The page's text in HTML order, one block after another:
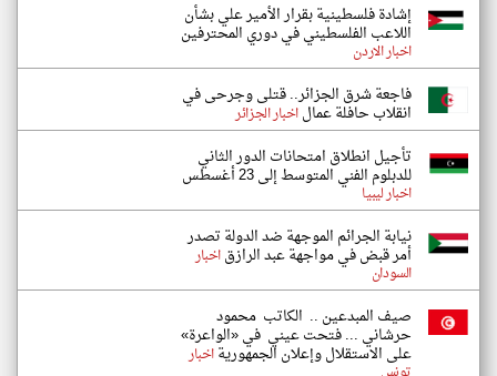
إشادة فلسطينية بقرار الأمير علي بشأن
اللاعب الفلسطيني في دوري المحترفين
اخبار الاردن
فاجعة شرق الجزائر.. قتلى وجرحى في
انقلاب حافلة عمالاخبار الجزائر
تأجيل انطلاق امتحانات الدور الثاني
للدبلوم الفني المتوسط إلى 23 أغسطس
اخبار ليبيا
نيابة الجرائم الموجهة ضد الدولة تصدر
أمر قبض في مواجهة عبد الرازقاخبار
السودان
صيف المبدعين .. الكاتب محمود
حرشاني ... فتحت عيني في «الواعرة»
على الاستقلال وإعلان الجمهوريةاخبار